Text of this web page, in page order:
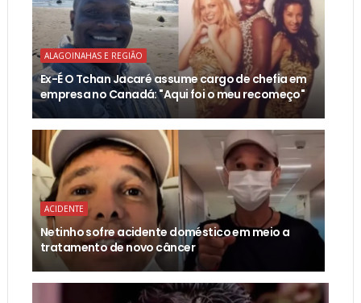
ALAGOINAHAS E REGIÃO
Ex-É O Tchan Jacaré assume cargo de chefia em
empresa no Canadá: "Aqui foi o meu recomeço"
ACIDENTE
Netinho sofre acidente doméstico em meio a
tratamento de novo câncer